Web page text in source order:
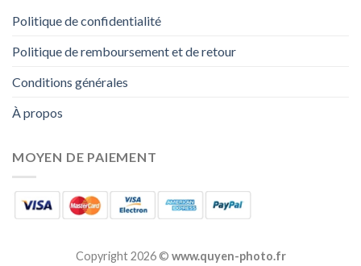
Politique de confidentialité
Politique de remboursement et de retour
Conditions générales
À propos
MOYEN DE PAIEMENT
Copyright 2026 © www.quyen-photo.fr